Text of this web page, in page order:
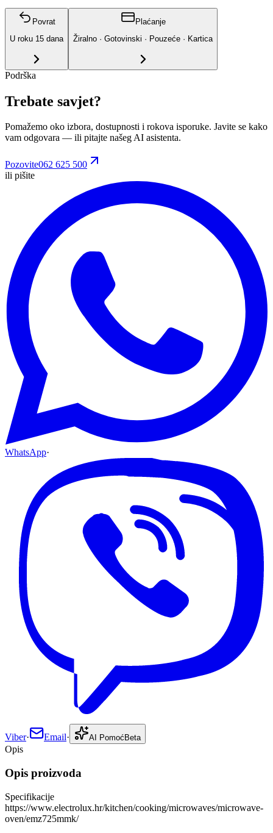
Povrat
U roku 15 dana
Plaćanje
Žiralno · Gotovinski · Pouzeće · Kartica
Podrška
Trebate savjet?
Pomažemo oko izbora, dostupnosti i rokova isporuke. Javite se kako
vam odgovara — ili pitajte našeg AI asistenta.
Pozovite062 625 500
ili pišite
WhatsApp·
Viber· Email· AI Pomoć Beta
Opis
Opis proizvoda
Specifikacije
https://www.electrolux.hr/kitchen/cooking/microwaves/microwave-
oven/emz725mmk/